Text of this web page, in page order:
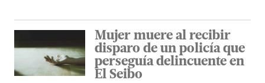
Mujer muere al recibir
disparo de un policía que
perseguía delincuente en
El Seibo